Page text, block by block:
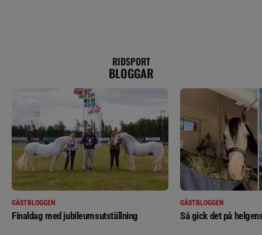
RIDSPORT
BLOGGAR
GÄSTBLOGGEN
Finaldag med jubileumsutställning
GÄSTBLOGGEN
Så gick det på